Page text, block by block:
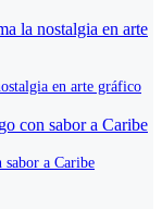
en arte gráfico
a Caribe